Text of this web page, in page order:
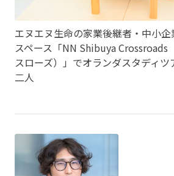
エヌエヌ生命の家業後継者・中小
スペース「NN Shibuya Crossroads
スローズ）」でオランダスタディ
二人